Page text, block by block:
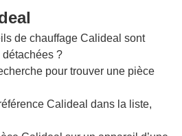
de chauffage Calideal sont
?
pour trouver une pièce
Calideal dans la liste,